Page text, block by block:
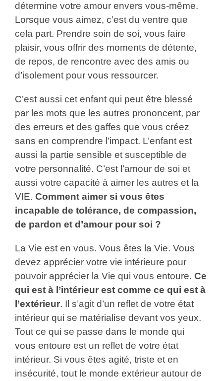
détermine votre amour envers vous-même.
Lorsque vous aimez, c’est du ventre que
cela part. Prendre soin de soi, vous faire
plaisir, vous offrir des moments de détente,
de repos, de rencontre avec des amis ou
d’isolement pour vous ressourcer.
C’est aussi cet enfant qui peut être blessé
par les mots que les autres prononcent, par
des erreurs et des gaffes que vous créez
sans en comprendre l’impact. L’enfant est
aussi la partie sensible et susceptible de
votre personnalité. C’est l’amour de soi et
aussi votre capacité à aimer les autres et la
VIE. Comment aimer si vous êtes
incapable de tolérance, de compassion,
de pardon et d’amour pour soi ?
La Vie est en vous. Vous êtes la Vie. Vous
devez apprécier votre vie intérieure pour
pouvoir apprécier la Vie qui vous entoure. Ce
qui est à l’intérieur est comme ce qui est à
l’extérieur. Il s’agit d’un reflet de votre état
intérieur qui se matérialise devant vos yeux.
Tout ce qui se passe dans le monde qui
vous entoure est un reflet de votre état
intérieur. Si vous êtes agité, triste et en
insécurité, tout le monde extérieur autour de